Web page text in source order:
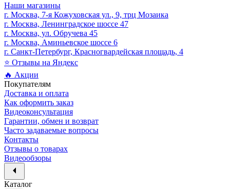
Наши магазины
г. Москва, 7-я Кожуховская ул., 9, трц Мозаика
г. Москва, Ленинградское шоссе 47
г. Москва, ул. Обручева 45
г. Москва, Аминьевское шоссе 6
г. Санкт-Петербург, Красногвардейская площадь, 4
⭐ Отзывы на Яндекс
🔥 Акции
Покупателям
Доставка и оплата
Как оформить заказ
Видеоконсультация
Гарантии, обмен и возврат
Часто задаваемые вопросы
Контакты
Отзывы о товарах
Видеообзоры
Каталог